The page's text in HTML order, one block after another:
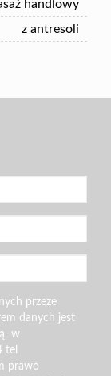
handlowy
z antresoli
przeze
danych jest
w
tel
prawo